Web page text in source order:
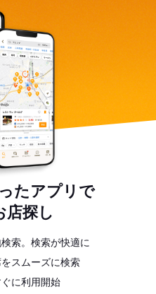
たアプリで
店探し
索。検索が快適に
スムーズに検索
に利用開始